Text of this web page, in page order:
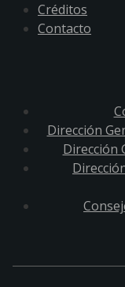
Créditos
Contacto
Dirección
Dirección